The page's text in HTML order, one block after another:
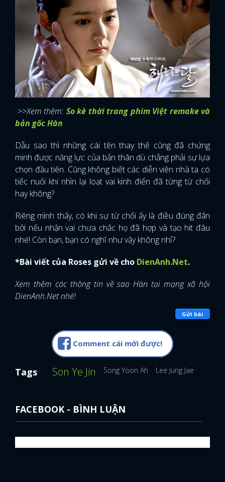
>>Xem thêm: So kè thời trang phim Việt remake và
bản gốc Hàn
Dẫu sao thì những cái tên thay thế cũng đã chứng
minh được năng lực của bản thân dù chẳng phải sự lựa
chọn đầu tiên. Cũng không biết các diễn viên nhà ta có
tiếc nuối khi nhìn lại loạt vai kinh điển đã từng từ chối
hay không?
Riêng mình thấy, có khi sự từ chối ấy là điều đúng đắn
bởi nếu nhận vai chưa chắc họ đã hợp và tạo hit đâu
nhé! Còn bạn, bạn có nghĩ như vậy không nhỉ?
*Bài viết của Roses gửi về cho DienAnh.Net.
Xem thêm các thông tin về sao Hàn tại mạng xã hội
DienAnh.Net nhé!
Gửi bài
Comment cái mới được!
Tags Son Ye Jin Song Yoon Ah Lee Jung Jae
FACEBOOK - BÌNH LUẬN